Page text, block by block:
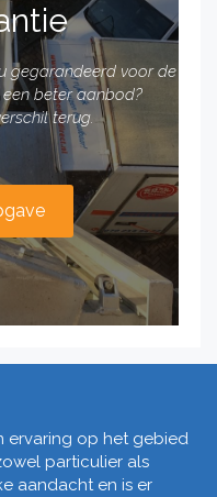
gegarandeerd voor de
beter aanbod?
terug.
ervaring op het gebied
particulier als
aandacht en is er